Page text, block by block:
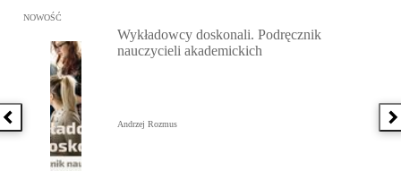
Poprzednia książka
Przejdź do: Wykładowcy doskonali. Podręcznik nauczycieli
NOWOŚĆ
Wykładowcy doskonali. Podręcznik
nauczycieli akademickich
Andrzej Rozmus